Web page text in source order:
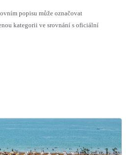
popisu může označovat
kategorii ve srovnání s oficiální